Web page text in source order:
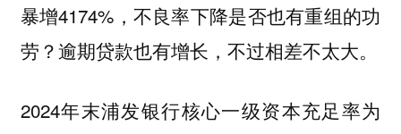
暴增4174%，不良率下降是否也有重组的功
劳？逾期贷款也有增长，不过相差不太大。
2024年末浦发银行核心一级资本充足率为